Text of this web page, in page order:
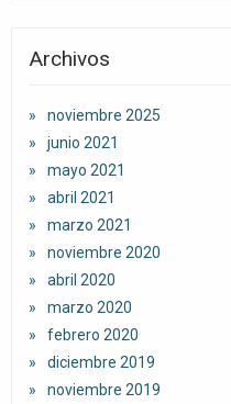
Archivos
noviembre 2025
junio 2021
mayo 2021
abril 2021
marzo 2021
noviembre 2020
abril 2020
marzo 2020
febrero 2020
diciembre 2019
noviembre 2019